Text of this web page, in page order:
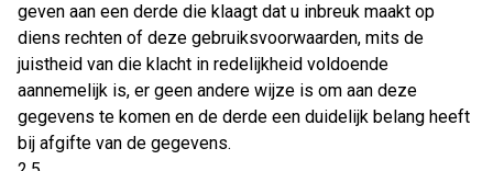
geven aan een derde die klaagt dat u inbreuk maakt op
diens rechten of deze gebruiksvoorwaarden, mits de
juistheid van die klacht in redelijkheid voldoende
aannemelijk is, er geen andere wijze is om aan deze
gegevens te komen en de derde een duidelijk belang heeft
bij afgifte van de gegevens.